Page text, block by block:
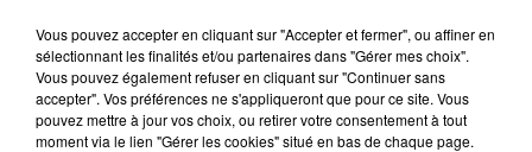
29 juillet 2026
SEGRÉ. ATTAQUE À L'ARME BLANCHE : L'AGRESSEUR INTERPELLÉ,
LE...
Vous pouvez accepter en cliquant sur "Accepter et fermer", ou affiner en
sélectionnant les finalités et/ou partenaires dans "Gérer mes choix".
Vous pouvez également refuser en cliquant sur "Continuer sans
accepter". Vos préférences ne s'appliqueront que pour ce site. Vous
pouvez mettre à jour vos choix, ou retirer votre consentement à tout
moment via le lien "Gérer les cookies" situé en bas de chaque page.